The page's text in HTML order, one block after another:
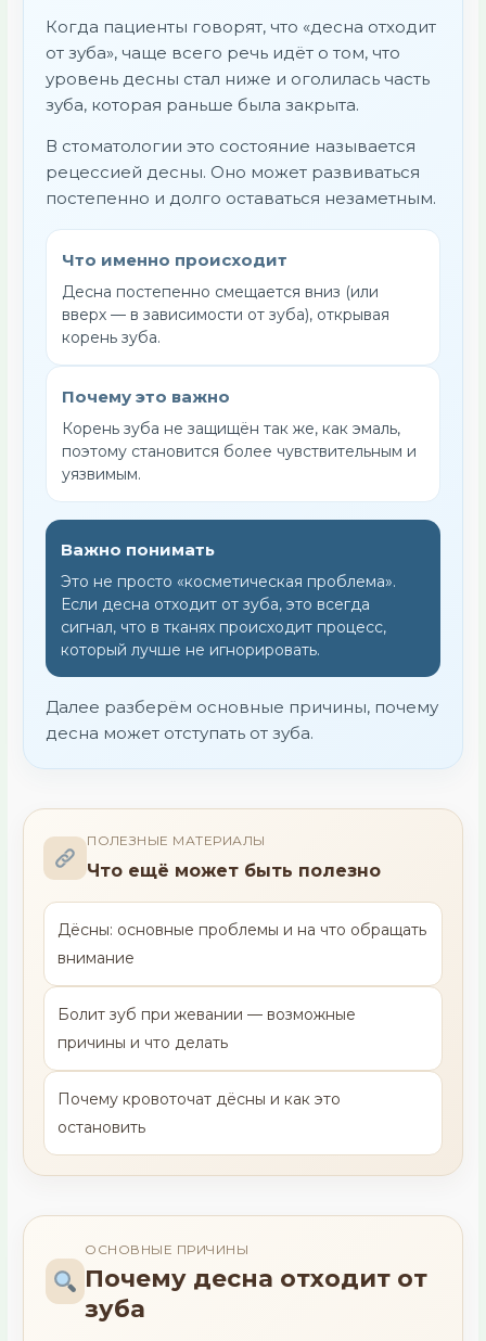
Когда пациенты говорят, что «десна отходит
от зуба», чаще всего речь идёт о том, что
уровень десны стал ниже и оголилась часть
зуба, которая раньше была закрыта.
В стоматологии это состояние называется
рецессией десны. Оно может развиваться
постепенно и долго оставаться незаметным.
Что именно происходит
Десна постепенно смещается вниз (или
вверх — в зависимости от зуба), открывая
корень зуба.
Почему это важно
Корень зуба не защищён так же, как эмаль,
поэтому становится более чувствительным и
уязвимым.
Важно понимать
Это не просто «косметическая проблема».
Если десна отходит от зуба, это всегда
сигнал, что в тканях происходит процесс,
который лучше не игнорировать.
Далее разберём основные причины, почему
десна может отступать от зуба.
ПОЛЕЗНЫЕ МАТЕРИАЛЫ
Что ещё может быть полезно
Дёсны: основные проблемы и на что обращать
внимание
Болит зуб при жевании — возможные
причины и что делать
Почему кровоточат дёсны и как это
остановить
ОСНОВНЫЕ ПРИЧИНЫ
Почему десна отходит от
зуба